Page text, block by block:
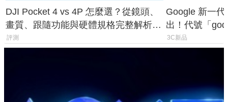
DJI Pocket 4 vs 4P 怎麼選？從鏡頭、
畫質、跟隨功能與硬體規格完整解析，
一次看懂兩台差異
評測
Google 新一
出！代號「
鎖定 AI 應用
3C新品